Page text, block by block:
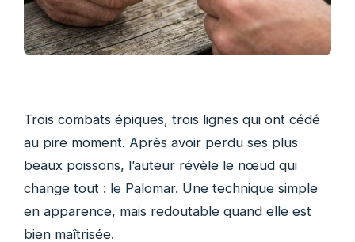
Trois combats épiques, trois lignes qui ont cédé
au pire moment. Après avoir perdu ses plus
beaux poissons, l’auteur révèle le nœud qui
change tout : le Palomar. Une technique simple
en apparence, mais redoutable quand elle est
bien maîtrisée.